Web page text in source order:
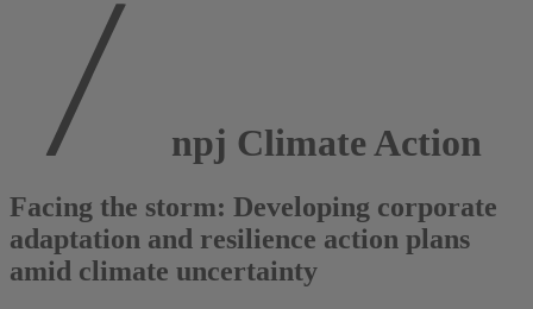
npj Climate Action
Facing the storm: Developing corporate
adaptation and resilience action plans
amid climate uncertainty